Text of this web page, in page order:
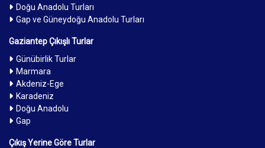
Doğu Anadolu Turları
Gap ve Güneydoğu Anadolu Turları
Gaziantep Çıkışlı Turlar
Günübirlik Turlar
Marmara
Akdeniz-Ege
Karadeniz
Doğu Anadolu
Gap
Çıkış Yerine Göre Turlar